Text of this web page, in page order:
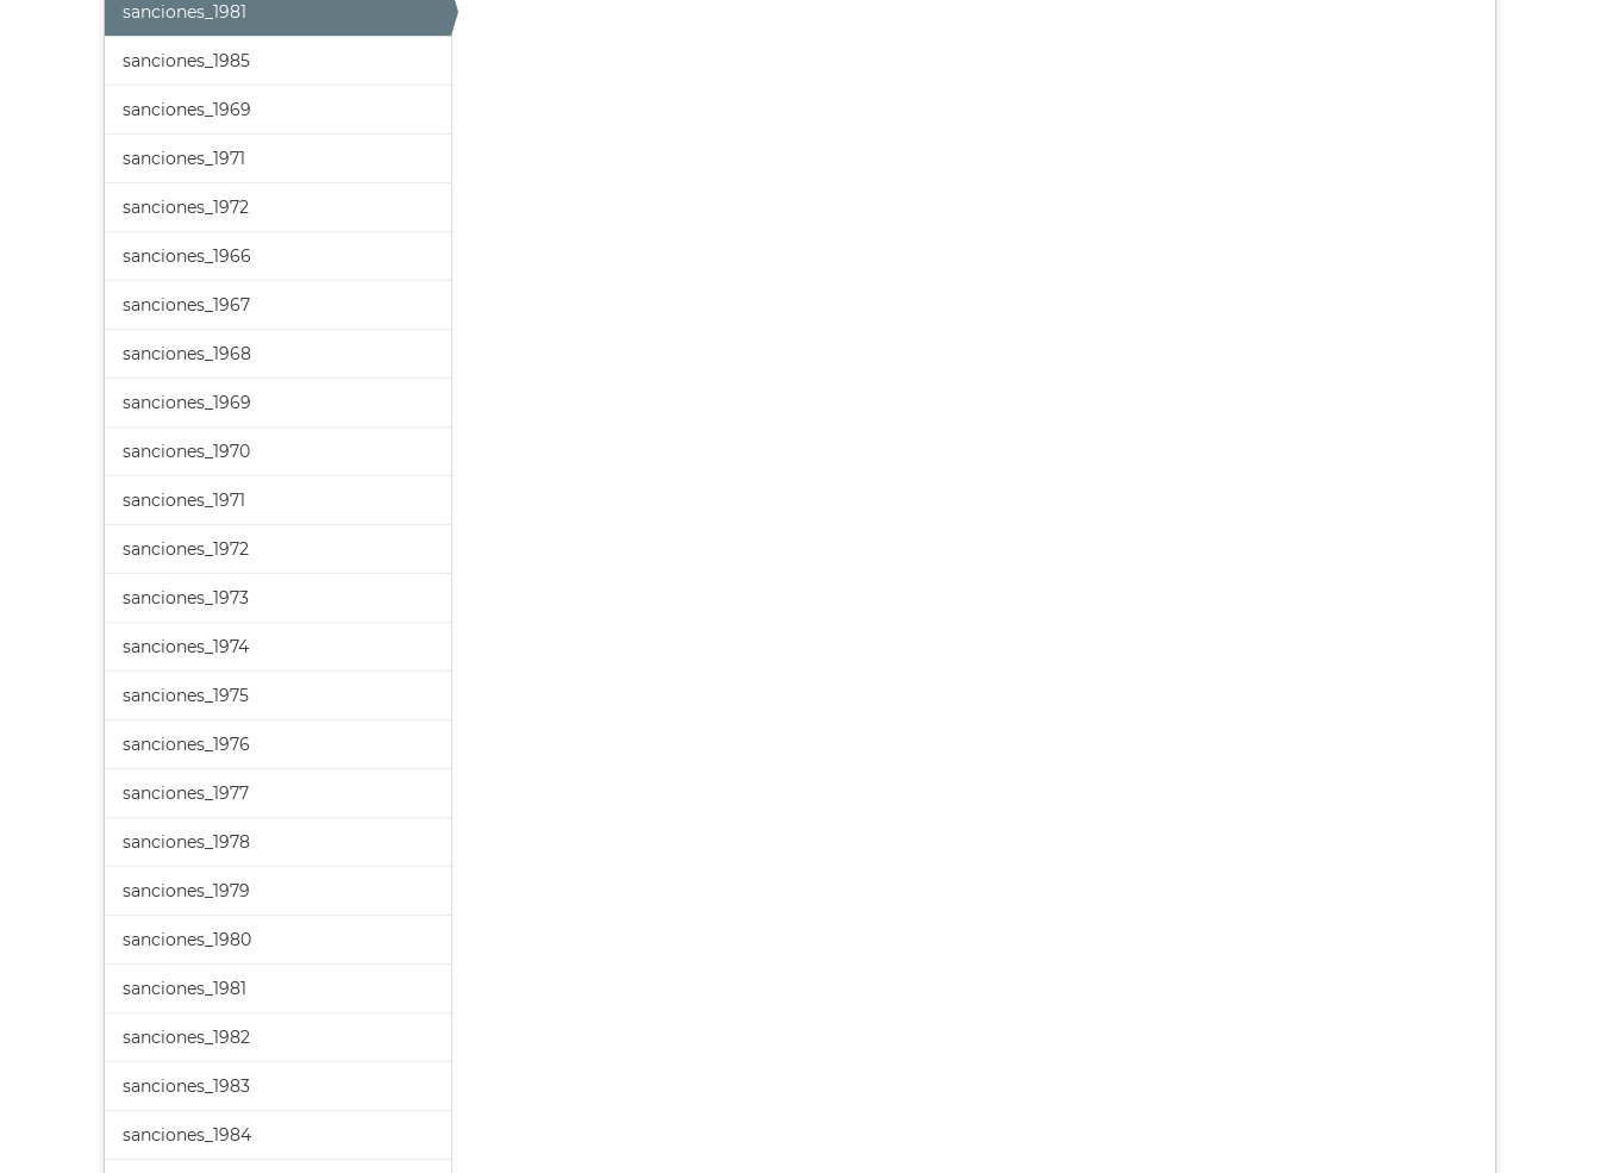
sanciones_1981
sanciones_1985
sanciones_1969
sanciones_1971
sanciones_1972
sanciones_1966
sanciones_1967
sanciones_1968
sanciones_1969
sanciones_1970
sanciones_1971
sanciones_1972
sanciones_1973
sanciones_1974
sanciones_1975
sanciones_1976
sanciones_1977
sanciones_1978
sanciones_1979
sanciones_1980
sanciones_1981
sanciones_1982
sanciones_1983
sanciones_1984